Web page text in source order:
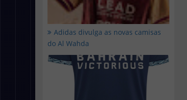
Adidas divulga as novas camisas
do Al Wahda